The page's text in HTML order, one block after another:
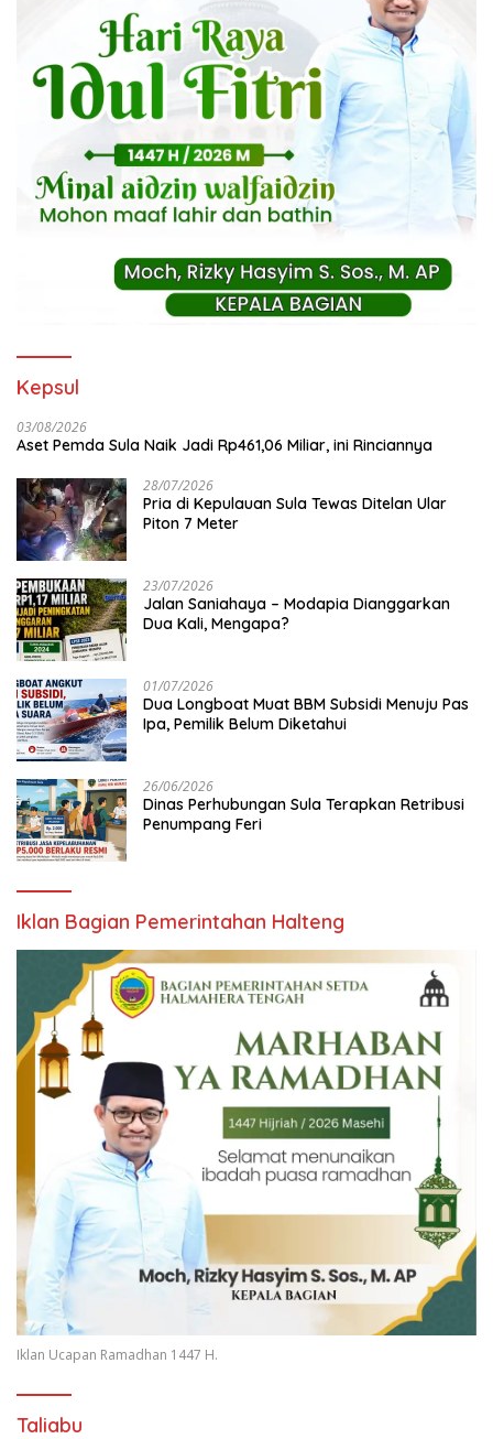
Kepsul
03/08/2026
Aset Pemda Sula Naik Jadi Rp461,06 Miliar, ini Rinciannya
28/07/2026
Pria di Kepulauan Sula Tewas Ditelan Ular
Piton 7 Meter
23/07/2026
Jalan Saniahaya – Modapia Dianggarkan
Dua Kali, Mengapa?
01/07/2026
Dua Longboat Muat BBM Subsidi Menuju Pas
Ipa, Pemilik Belum Diketahui
26/06/2026
Dinas Perhubungan Sula Terapkan Retribusi
Penumpang Feri
Iklan Bagian Pemerintahan Halteng
Iklan Ucapan Ramadhan 1447 H.
Taliabu